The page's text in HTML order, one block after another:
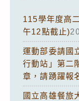
115學年度高
午12點截止)
運動部委請國
行動站」第二
章，請踴躍報
國立高雄餐旅